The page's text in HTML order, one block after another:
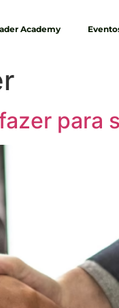
Academy
para